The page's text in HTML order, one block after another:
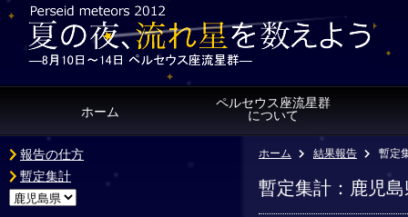
ホーム
ペルセウス座流星群
について
報告の仕方
暫定集計
ホーム 結果報告 暫定
暫定集計：鹿児島